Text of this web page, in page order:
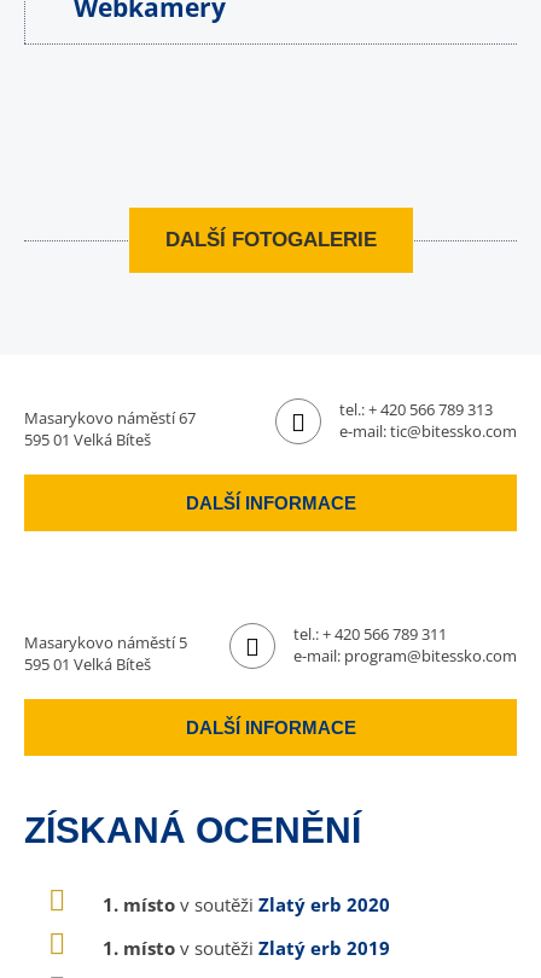
Webkamery
DALŠÍ FOTOGALERIE
Masarykovo náměstí 67
595 01 Velká Bíteš
tel.:+ 420 566 789 313
e-mail:tic@bitessko.com
DALŠÍ INFORMACE
Masarykovo náměstí 5
595 01 Velká Bíteš
tel.:+ 420 566 789 311
e-mail: program@bitessko.com
DALŠÍ INFORMACE
ZÍSKANÁ OCENĚNÍ
1. místo v soutěži Zlatý erb 2020
1. místo v soutěži Zlatý erb 2019